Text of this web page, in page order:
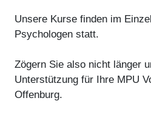
Unsere Kurse finden im
Psychologen statt.
Zögern Sie also nicht länger
Unterstützung für Ihre MPU
Offenburg.